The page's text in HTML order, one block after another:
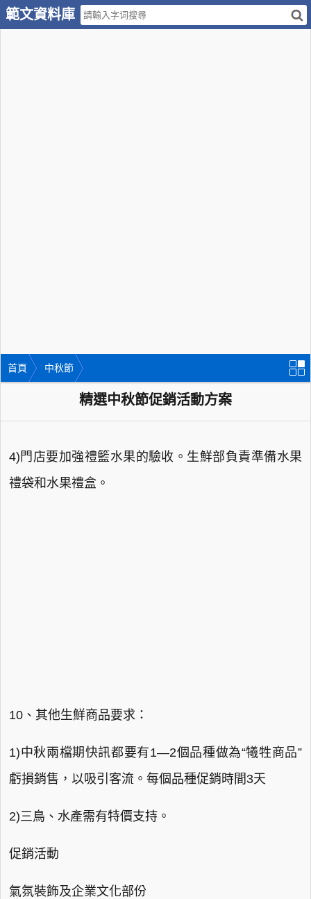
範文資料庫
首頁 中秋節
精選中秋節促銷活動方案
4)門店要加強禮籃水果的驗收。生鮮部負責準備水果
禮袋和水果禮盒。
10、其他生鮮商品要求：
1)中秋兩檔期快訊都要有1—2個品種做為“犧牲商品”
虧損銷售，以吸引客流。每個品種促銷時間3天
2)三鳥、水產需有特價支持。
促銷活動
氣氛裝飾及企業文化部份